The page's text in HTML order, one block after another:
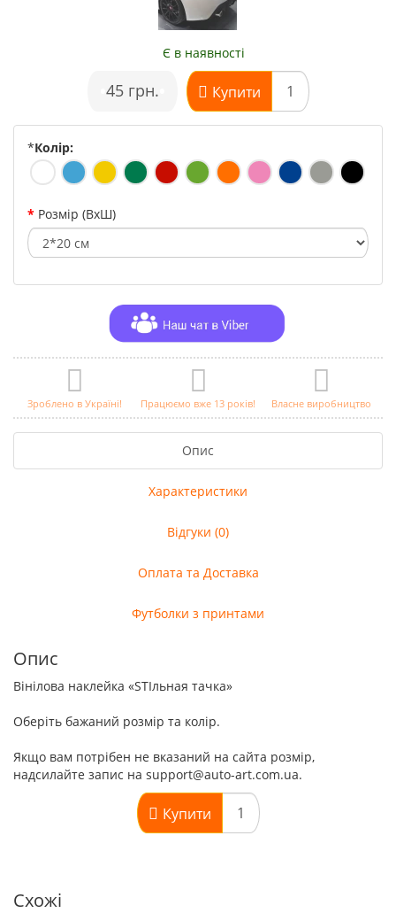
Є в наявності
45 грн. Купити
*Колір:
Розмір (ВхШ)
Зроблено в Україні! Працюємо вже 13 років! Власне виробництво
Опис
Характеристики
Відгуки (0)
Оплата та Доставка
Футболки з принтами
Опис
Вінілова наклейка «STIльная тачка»
Оберіть бажаний розмір та колір.
Якщо вам потрібен не вказаний на сайта розмір,
надсилайте запис на support@auto-art.com.ua.
Купити
Схожі